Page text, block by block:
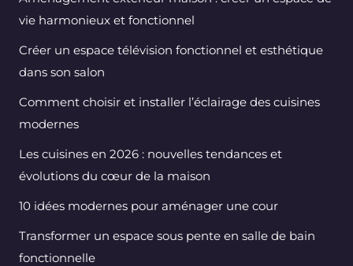
vie harmonieux et fonctionnel
Créer un espace télévision fonctionnel et esthétique
dans son salon
Comment choisir et installer l’éclairage des cuisines
modernes
Les cuisines en 2026 : nouvelles tendances et
évolutions du cœur de la maison
10 idées modernes pour aménager une cour
Transformer un espace sous pente en salle de bain
fonctionnelle